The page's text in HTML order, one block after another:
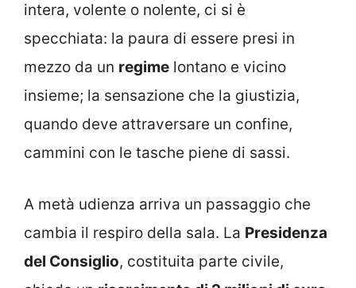
intera, volente o nolente, ci si è
specchiata: la paura di essere presi in
mezzo da un regime lontano e vicino
insieme; la sensazione che la giustizia,
quando deve attraversare un confine,
cammini con le tasche piene di sassi.
A metà udienza arriva un passaggio che
cambia il respiro della sala. La Presidenza
del Consiglio, costituita parte civile,